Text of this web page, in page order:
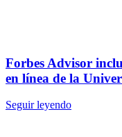
Forbes Advisor
en línea de la
Seguir leyendo